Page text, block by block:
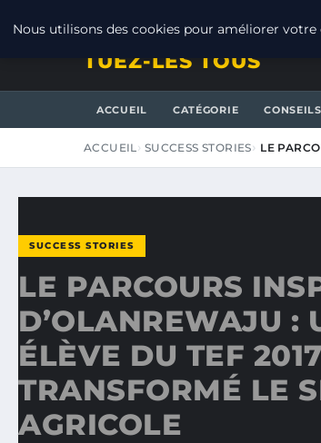
TUEZ-LES TOUS
ACCUEIL CATÉGORIE
ACCUEIL SUCCESS STORIES LE
SUCCESS STORIES
LE PARCOURS
D’OLANREWAJU :
ÉLÈVE DU TEF
TRANSFORMÉ LE
AGRICOLE
Nous utilisons des cookies pour améliorer